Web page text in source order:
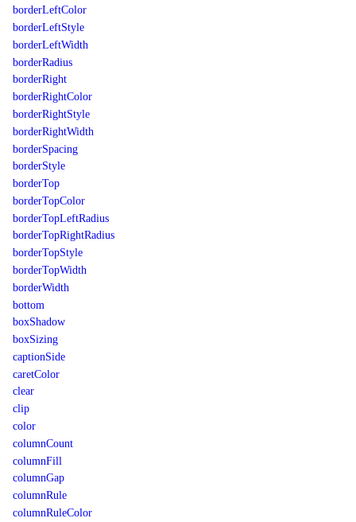
borderLeftColor
borderLeftStyle
borderLeftWidth
borderRadius
borderRight
borderRightColor
borderRightStyle
borderRightWidth
borderSpacing
borderStyle
borderTop
borderTopColor
borderTopLeftRadius
borderTopRightRadius
borderTopStyle
borderTopWidth
borderWidth
bottom
boxShadow
boxSizing
captionSide
caretColor
clear
clip
color
columnCount
columnFill
columnGap
columnRule
columnRuleColor